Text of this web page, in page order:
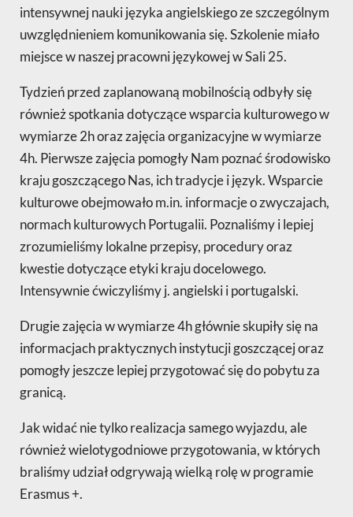
intensywnej nauki języka angielskiego ze szczególnym
uwzględnieniem komunikowania się. Szkolenie miało
miejsce w naszej pracowni językowej w Sali 25.
Tydzień przed zaplanowaną mobilnością odbyły się
również spotkania dotyczące wsparcia kulturowego w
wymiarze 2h oraz zajęcia organizacyjne w wymiarze
4h. Pierwsze zajęcia pomogły Nam poznać środowisko
kraju goszczącego Nas, ich tradycje i język. Wsparcie
kulturowe obejmowało m.in. informacje o zwyczajach,
normach kulturowych Portugalii. Poznaliśmy i lepiej
zrozumieliśmy lokalne przepisy, procedury oraz
kwestie dotyczące etyki kraju docelowego.
Intensywnie ćwiczyliśmy j. angielski i portugalski.
Drugie zajęcia w wymiarze 4h głównie skupiły się na
informacjach praktycznych instytucji goszczącej oraz
pomogły jeszcze lepiej przygotować się do pobytu za
granicą.
Jak widać nie tylko realizacja samego wyjazdu, ale
również wielotygodniowe przygotowania, w których
braliśmy udział odgrywają wielką rolę w programie
Erasmus +.